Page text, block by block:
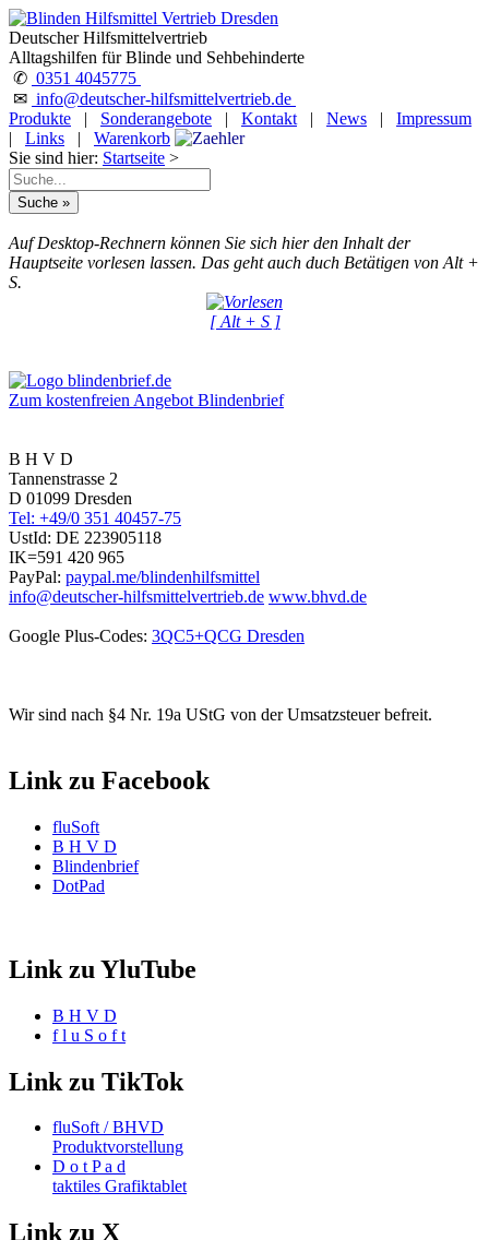
Deutscher Hilfsmittelvertrieb
Alltagshilfen für Blinde und Sehbehinderte
✆ 0351 4045775
✉ info@deutscher-hilfsmittelvertrieb.de
Produkte
| Sonderangebote | Kontakt | News |
Impressum
|
Links |
Warenkorb
Sie sind hier: Startseite >
Auf Desktop-Rechnern können Sie sich hier den Inhalt der
Hauptseite vorlesen lassen. Das geht auch duch Betätigen von Alt +
S.
[ Alt + S ]
Zum kostenfreien Angebot Blindenbrief
B H V D
Tannenstrasse 2
D 01099 Dresden
Tel: +49/0 351 40457-75
UstId: DE 223905118
IK=591 420 965
PayPal: paypal.me/blindenhilfsmittel
info@deutscher-hilfsmittelvertrieb.de www.bhvd.de
Google Plus-Codes: 3QC5+QCG Dresden
Wir sind nach §4 Nr. 19a UStG von der Umsatzsteuer befreit.
Link zu Facebook
fluSoft
B H V D
Blindenbrief
DotPad
Link zu YluTube
B H V D
f l u S o f t
Link zu TikTok
fluSoft / BHVD
Produktvorstellung
D o t P a d
taktiles Grafiktablet
Link zu X